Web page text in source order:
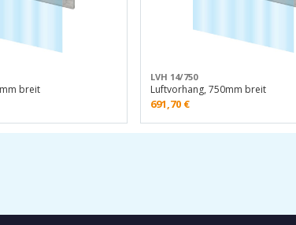
breit
LVH 14/750
Luftvorhang, 750mm breit
691,70 €